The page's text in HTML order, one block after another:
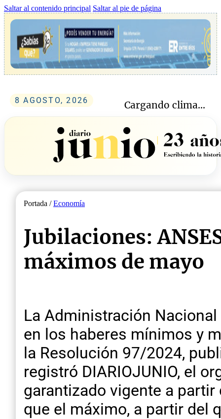
Saltar al contenido principal Saltar al pie de página
8 AGOSTO, 2026 Cargando clima...
Portada /Economía
Jubilaciones:
máximos de mayo
La Administración
en los haberes mínimos y
la Resolución 97/2024,
registró DIARIOJUNIO, el
garantizado vigente a partir
que el máximo, a partir del